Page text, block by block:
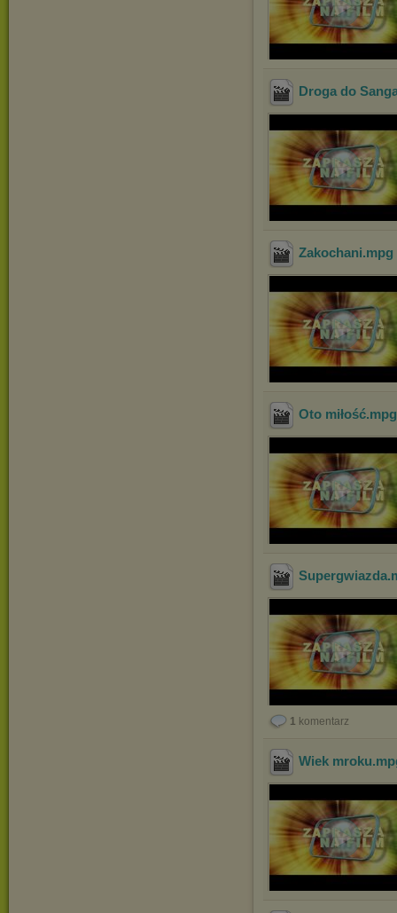
Droga do
Zakochani.mpg
Oto miłość
Supergwiazda
1 komentarz
Wiek mroku